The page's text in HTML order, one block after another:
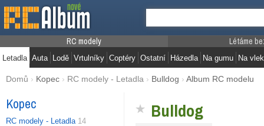
RC modely
Letadla Auta Lodě Vrtulníky Coptéry Ostatní
Létáme
Házedla Na gumu Na vlek
Domů › Kopec › RC modely - Letadla › Bulldog › Album RC modelu
Kopec
RC modely - Letadla 14 Bulldog